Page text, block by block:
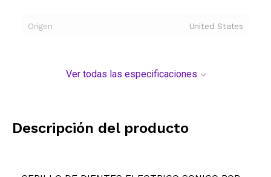
Origen United States
Ver todas las especificaciones
Descripción del producto